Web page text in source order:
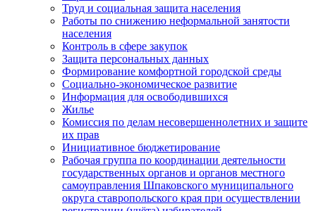
Труд и социальная защита населения
Работы по снижению неформальной занятости
населения
Контроль в сфере закупок
Защита персональных данных
Формирование комфортной городской среды
Социально-экономическое развитие
Информация для освободившихся
Жилье
Комиссия по делам несовершеннолетних и защите
их прав
Инициативное бюджетирование
Рабочая группа по координации деятельности
государственных органов и органов местного
самоуправления Шпаковского муниципального
округа ставропольского края при осуществлении